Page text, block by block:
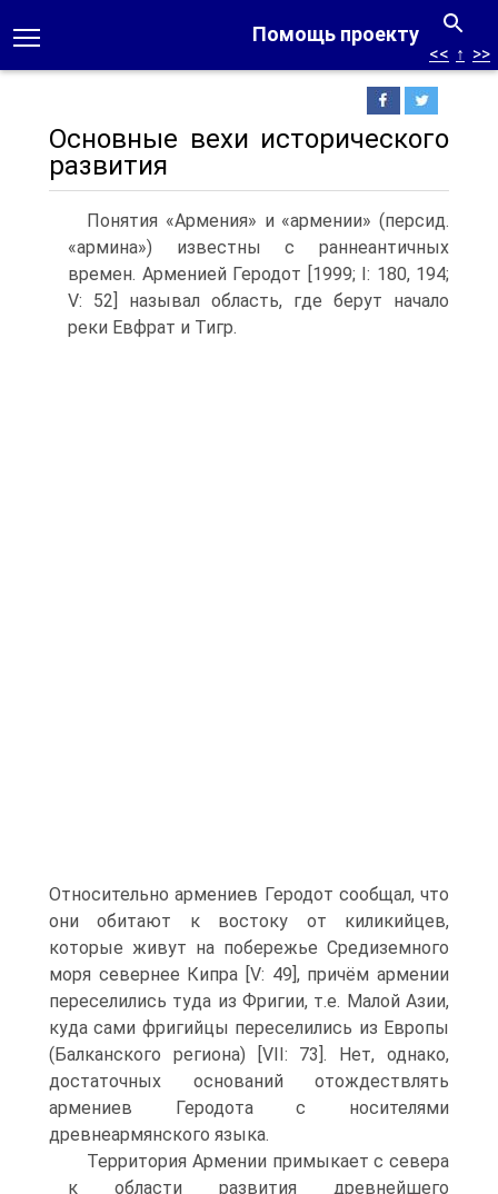
Помощь проекту
<< ↑ >>
Основные вехи исторического
развития
Понятия «Армения» и «армении» (персид.
«армина») известны с раннеан­тичных
времен. Арменией Геродот [1999; I: 180, 194;
V: 52] называл область, где берут начало
реки Евфрат и Тигр.
Относительно армениев Геродот сообщал, что
они обитают к востоку от киликийцев,
которые живут на побережье Среди­земного
моря севернее Кипра [V: 49], причём армении
переселились туда из Фригии, т.е. Малой Азии,
куда сами фригийцы переселились из Европы
(Бал­канского региона) [VII: 73]. Нет, однако,
достаточных оснований отождествлять
армениев Геродота с носителями
древнеармянского языка.
Территория Армении примыкает с севера
к области развития древнейшего